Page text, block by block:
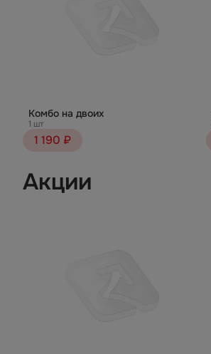
Комбо на двоих
1 шт
1 190 ₽
Акции